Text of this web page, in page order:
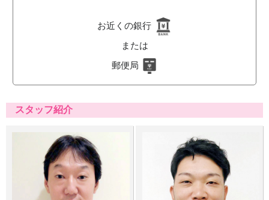
お近くの銀行
または
郵便局
スタッフ紹介